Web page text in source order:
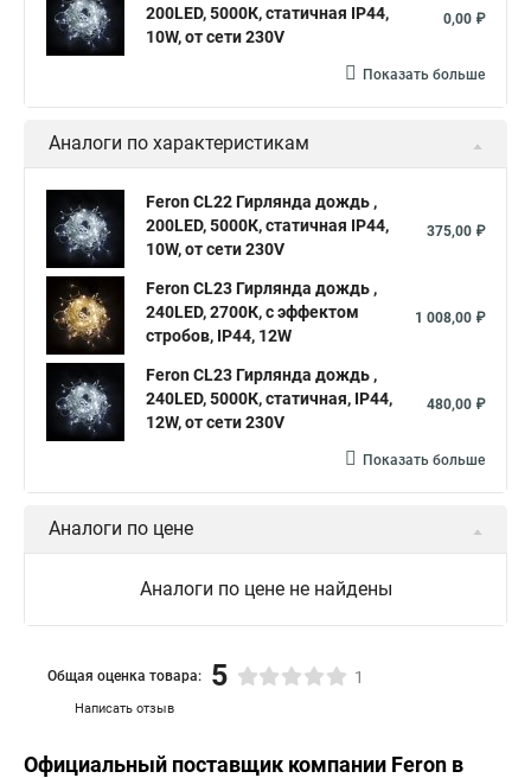
200LED, 5000К, статичная IP44,
10W, от сети 230V
0,00 ₽
Показать больше
Аналоги по характеристикам
Feron CL22 Гирлянда дождь ,
200LED, 5000К, статичная IP44,
10W, от сети 230V
375,00 ₽
Feron CL23 Гирлянда дождь ,
240LED, 2700К, с эффектом
стробов, IP44, 12W
1 008,00 ₽
Feron CL23 Гирлянда дождь ,
240LED, 5000К, статичная, IP44,
12W, от сети 230V
480,00 ₽
Показать больше
Аналоги по цене
Аналоги по цене не найдены
Написать отзыв
Общая оценка товара: 5 1
Официальный поставщик компании Feron в